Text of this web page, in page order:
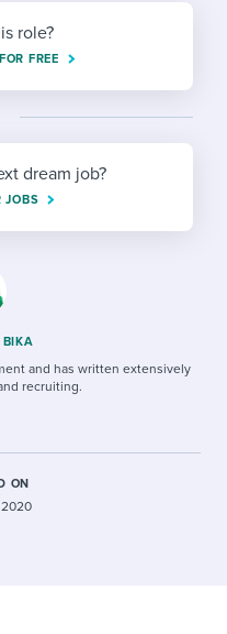
attracting people
processes
tutorials
& reports
Start a free trial
role?
FREE
dream job?
JOBS
BIKA
and has written extensively
recruiting.
ON